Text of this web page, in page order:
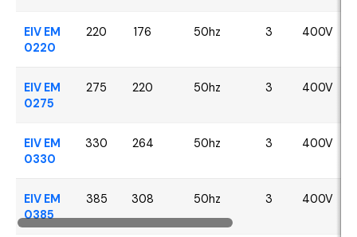
EIV EM
0220
220 176 50hz 3 400V
EIV EM
0275
275 220 50hz 3 400V
EIV EM
0330
330 264 50hz 3 400V
EIV EM
0385
385 308 50hz 3 400V